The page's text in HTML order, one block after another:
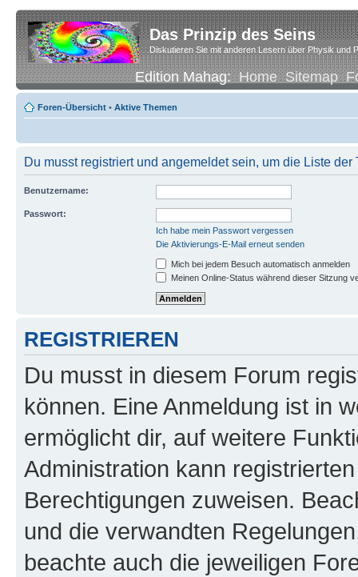
Das Prinzip des Seins
Diskutieren Sie mit anderen Lesern über Physik und
Edition Mahag:Home Sitemap
Foren-Übersicht • Aktive Themen
Du musst registriert und angemeldet sein, um die Liste
Benutzername:
Passwort:
Ich habe mein Passwort vergessen
Die Aktivierungs-E-Mail erneut senden
Mich bei jedem Besuch automatisch anmelden
Meinen Online-Status während dieser Sitzung
REGISTRIEREN
Du musst in diesem Forum
können. Eine Anmeldung ist in
ermöglicht dir, auf weitere
Administration kann
Berechtigungen zuweisen.
und die verwandten
beachte auch die jeweiligen